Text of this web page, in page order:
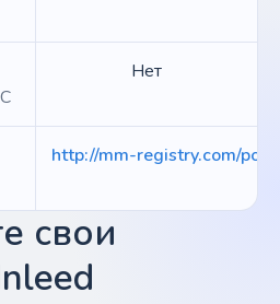
Нет
http://mm-registry.com/
свои